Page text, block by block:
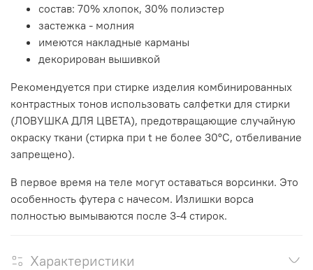
состав: 70% хлопок, 30% полиэстер
застежка - молния
имеются накладные карманы
декорирован вышивкой
Рекомендуется при стирке изделия комбинированных
контрастных тонов использовать салфетки для стирки
(ЛОВУШКА ДЛЯ ЦВЕТА), предотвращающие случайную
окраску ткани (стирка при t не более 30°C, отбеливание
запрещено).
В первое время на теле могут оставаться ворсинки. Это
особенность футера с начесом. Излишки ворса
полностью вымываются после 3-4 стирок.
Характеристики